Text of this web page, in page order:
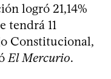
logró 21,14%
tendrá 11
Constitucional,
El Mercurio.